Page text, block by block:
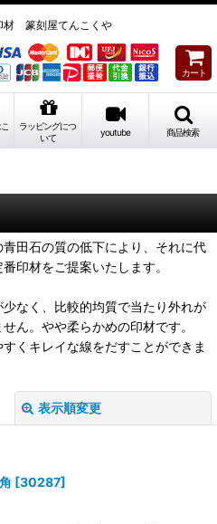
篆刻屋てんこくや
カート
ラッピングにつ
いて
youtube 商品検索
青田石の質の低下により、それに代
印材をご提案いたします。
少なく、比較的均質で当たり外れが
ん。やや柔らかめの印材です。
すくキレイな線をだすことができま
表示順変更
[30287]